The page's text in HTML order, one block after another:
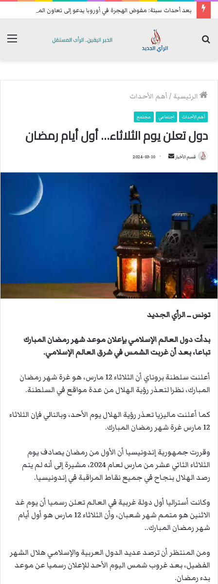
بعد أحداث سبتة: مفوض الهجرة في أوروبا يدعو إلى تعاون المغرب
الرئيسية /أهم الأحداث
أهم الأحداث اجتماعي مجتمع
دول تعلن يوم الثلاثاء… أول أيام رمضان
قسم الأخبار
د
إ
ك
ت
ي
ا
2024-03-10
تونس ــ الرأي الجديد
بدأت دول العالم الإسلامي بإعلان موعد شهر رمضان المبارك
تباعا، بعد أن غربت الشمس في شرق العالم الإسلامي.
أعلنت سلطنة بروناي أن الثلاثاء 12 مارس، هو غرة شهر رمضان
المبارك، نظرا لتعذر رؤية الهلال من عدة مواقع في السلطنة.
كما أعلنت ماليزيا تعذر رؤية الهلال يوم الأحد، وبالتالي فإن الثلاثاء
12 مارس غرة شهر رمضان المبارك.
وقررت جمهورية إندونيسيا أن الأول من رمضان يصادف يوم
الثلاثاء الثاني عشر من مارس لعام 2024، مشيرة إلى أنه لم يتم
رصد الهلال بنجاح في جميع نقاط المراقبة في إندونيسيا.
وكانت أستراليا أول دولة غربية في العالم تعلن رسميا أن يوم غد
الاثنين هو متمم شهر شعبان، وأن الثلاثاء 12 مارس هو أول أيام
شهر رمضان المبارك..
ومن المنتظر أن ترصد عديد الدول العربية والإسلامي هلال الشهر
الفضيل، بعد غروب شمس اليوم الأحد للإعلان رسميا عن موعد
بدء رمضان.